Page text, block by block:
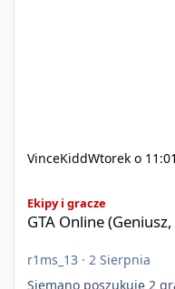
VinceKiddWtorek o 11:01
Ekipy i gracze
GTA Online
r1ms_13 · 2 Sierpnia
Siemano poszukuję 2